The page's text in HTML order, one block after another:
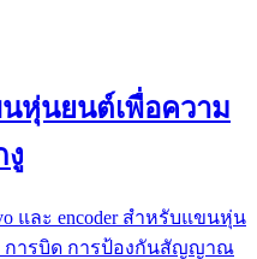
นหุ่นยนต์เพื่อความ
งู
และ encoder สำหรับแขนหุ่น
การบิด การป้องกันสัญญาณ